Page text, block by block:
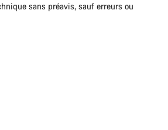
sans préavis, sauf erreurs ou